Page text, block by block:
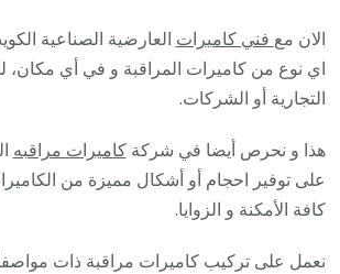
الان مع فني كاميرات العارضية الصناعية
اي نوع من كاميرات المراقبة و في أي مكان،
التجارية أو الشركات.
هذا و نحرص أيضا في شركةكاميرات مراقبه
على توفير احجام أو أشكال مميزة من
كافة الأمكنة و الزوايا.
نعمل على تركيب كاميرات مراقبة ذات